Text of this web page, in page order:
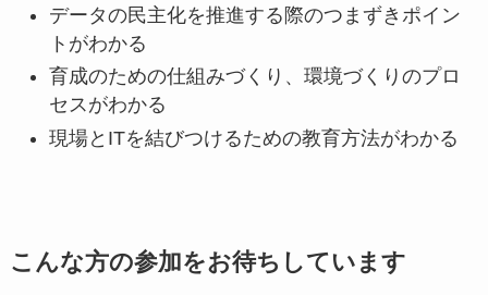
データの民主化を推進する際のつまずきポイン
トがわかる
育成のための仕組みづくり、環境づくりのプロ
セスがわかる
現場とITを結びつけるための教育方法がわかる
こんな方の参加をお待ちしています